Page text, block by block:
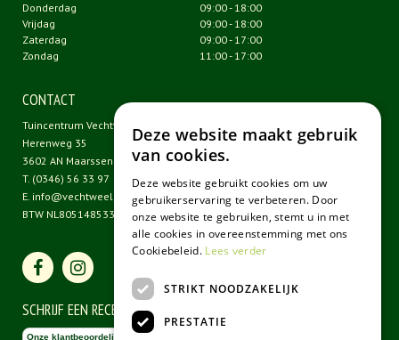
Donderdag
09:00 - 18:00
Vrijdag
09:00 - 18:00
Zaterdag
09:00 - 17:00
Zondag
11:00 - 17:00
CONTACT
Tuincentrum Vechtweelde
Herenweg 35
3602 AN Maarssen
T. (0346) 56 33 97
E. info@vechtweelde.nl
BTW NL805148533B01
SCHRIJF EEN RECENSIE
Deze website maakt gebruik
van cookies.
Deze website gebruikt cookies om uw
gebruikerservaring te verbeteren. Door
onze website te gebruiken, stemt u in met
alle cookies in overeenstemming met ons
Cookiebeleid. Lees verder
STRIKT NOODZAKELIJK
PRESTATIE